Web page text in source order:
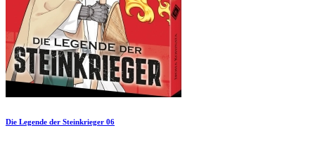
Die Legende der Steinkrieger 06